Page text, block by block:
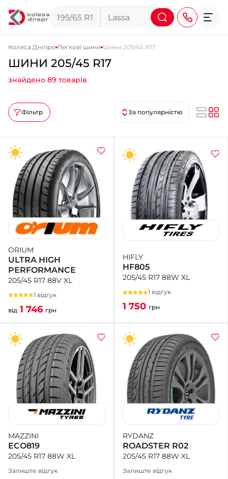
+38 (095) 276-44-44
+38 (067) 911-14-14
- на Щепкіна
+38 (098) 911-911-0
- на Тополі
+38 (098) 911-911-4
- на Калиновій
+38 (077) 7-184-184
- Донецьке шосе
- Щепкіна
+38 (099)-643-33-77
- Тополь
+38 (068)-923-74-19
- Калинова
Колеса Дніпро Легкові шини Шини 205/45 R17
ШИНИ 205/45 R17
знайдено 89 товарів
Фільтр За популярністю
ORIUM
ULTRA HIGH
PERFORMANCE
205/45 R17 88V XL
1 відгук
від 1 746 грн
HIFLY
HF805
205/45 R17 88W XL
1 відгук
1 750 грн
MAZZINI
ECO819
205/45 R17 88W XL
Залиште відгук
RYDANZ
ROADSTER R02
205/45 R17 88W XL
Залиште відгук